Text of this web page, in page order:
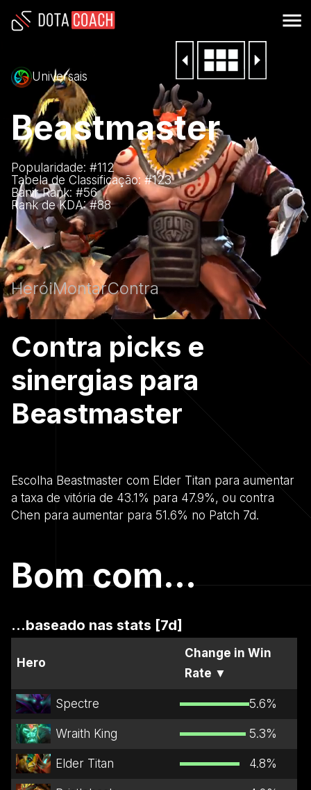
Universais
Beastmaster
Popularidade: #112
Tabela de Classificação: #123
Banir Rank: #56
Rank de KDA: #88
HeróiMontarContra
Contra picks e
sinergias para
Beastmaster
Escolha Beastmaster com Elder Titan para aumentar
a taxa de vitória de 43.1% para 47.9%, ou contra
Chen para aumentar para 51.6% no Patch 7d.
Bom com...
...baseado nas stats [7d]
Hero
Change in Win
Rate ▼
Spectre 5.6%
Wraith King 5.3%
Elder Titan 4.8%